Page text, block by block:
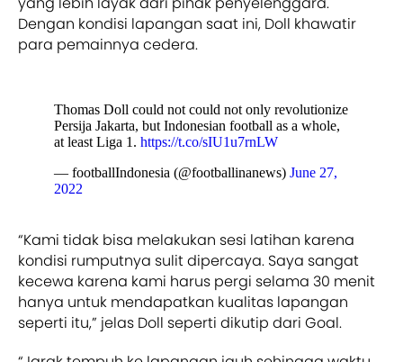
Dengan kondisi lapangan saat ini, Doll khawatir
para pemainnya cedera.
Thomas Doll could not could not only revolutionize
Persija Jakarta, but Indonesian football as a whole,
at least Liga 1. https://t.co/sIU1u7rnLW
— footballIndonesia (@footballinanews) June 27,
2022
“Kami tidak bisa melakukan sesi latihan karena
kondisi rumputnya sulit dipercaya. Saya sangat
kecewa karena kami harus pergi selama 30 menit
hanya untuk mendapatkan kualitas lapangan
seperti itu,” jelas Doll seperti dikutip dari Goal.